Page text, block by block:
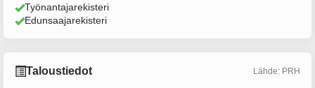
Työnantajarekisteri
Edunsaajarekisteri
Taloustiedot Lähde: PRH